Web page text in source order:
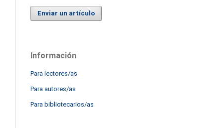
Enviar un artículo
Información
Para lectores/as
Para autores/as
Para bibliotecarios/as